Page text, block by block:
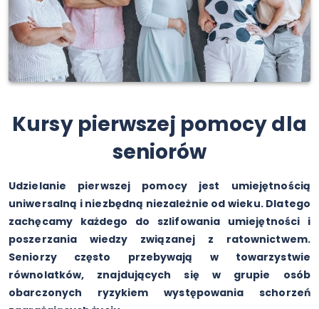
Kursy pierwszej pomocy dla
seniorów
Udzielanie pierwszej pomocy jest umiejętnością
uniwersalną i niezbędną niezależnie od wieku. Dlatego
zachęcamy każdego do szlifowania umiejętności i
poszerzania wiedzy związanej z ratownictwem.
Seniorzy często przebywają w towarzystwie
równolatków, znajdujących się w grupie osób
obarczonych ryzykiem występowania schorzeń